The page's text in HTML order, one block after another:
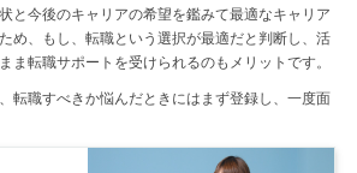
と今後のキャリアの希望を鑑みて最適なキャリア
め、もし、転職という選択が最適だと判断し、活
ま転職サポートを受けられるのもメリットです。
転職すべきか悩んだときにはまず登録し、一度面